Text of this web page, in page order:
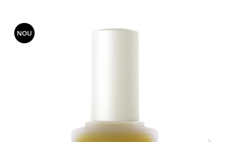
Cuticula
NOU